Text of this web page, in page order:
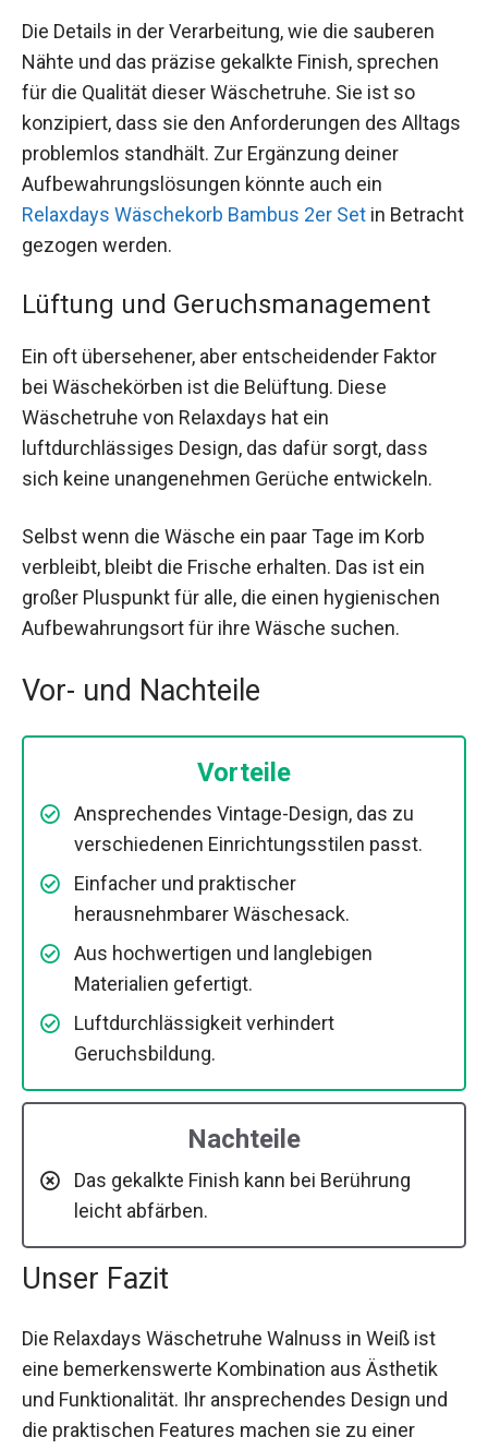
Die Details in der Verarbeitung, wie die sauberen
Nähte und das präzise gekalkte Finish, sprechen
für die Qualität dieser Wäschetruhe. Sie ist so
konzipiert, dass sie den Anforderungen des Alltags
problemlos standhält. Zur Ergänzung deiner
Aufbewahrungslösungen könnte auch ein
Relaxdays Wäschekorb Bambus 2er Set in Betracht
gezogen werden.
Lüftung und Geruchsmanagement
Ein oft übersehener, aber entscheidender Faktor
bei Wäschekörben ist die Belüftung. Diese
Wäschetruhe von Relaxdays hat ein
luftdurchlässiges Design, das dafür sorgt, dass
sich keine unangenehmen Gerüche entwickeln.
Selbst wenn die Wäsche ein paar Tage im Korb
verbleibt, bleibt die Frische erhalten. Das ist ein
großer Pluspunkt für alle, die einen hygienischen
Aufbewahrungsort für ihre Wäsche suchen.
Vor- und Nachteile
Vorteile
Ansprechendes Vintage-Design, das zu
verschiedenen Einrichtungsstilen passt.
Einfacher und praktischer
herausnehmbarer Wäschesack.
Aus hochwertigen und langlebigen
Materialien gefertigt.
Luftdurchlässigkeit verhindert
Geruchsbildung.
Nachteile
Das gekalkte Finish kann bei Berührung
leicht abfärben.
Unser Fazit
Die Relaxdays Wäschetruhe Walnuss in Weiß ist
eine bemerkenswerte Kombination aus Ästhetik
und Funktionalität. Ihr ansprechendes Design und
die praktischen Features machen sie zu einer